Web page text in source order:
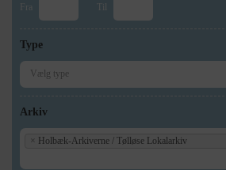
Fra Til
Type
Arkiv
× Holbæk-Arkiverne / Tølløse Lokalarkiv